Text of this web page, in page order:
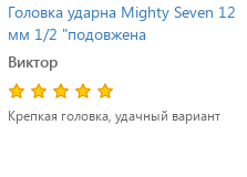
Головка ударна Mighty Seven 12
мм 1/2 "подовжена
Виктор
Крепкая головка, удачный вариант